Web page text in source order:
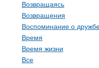
Возвращаясь
Возвращения
Воспоминание о
Время
Время жизни
Все